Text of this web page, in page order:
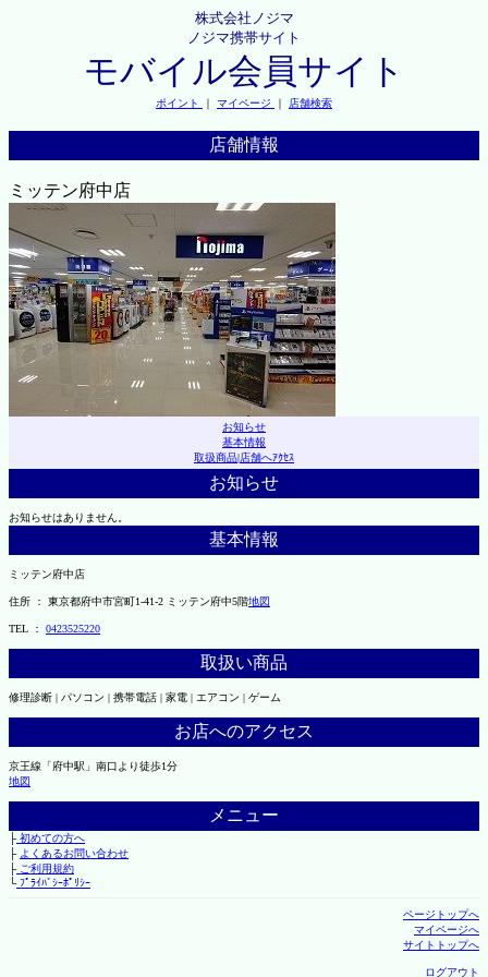
株式会社ノジマ
ノジマ携帯サイト
モバイル会員サイト
ポイント ｜ マイページ ｜ 店舗検索
店舗情報
ミッテン府中店
お知らせ
基本情報
取扱商品|店舗へｱｸｾｽ
お知らせ
お知らせはありません。
基本情報
ミッテン府中店
住所 ： 東京都府中市宮町1-41-2 ミッテン府中5階地図
TEL ： 0423525220
取扱い商品
修理診断 | パソコン | 携帯電話 | 家電 | エアコン | ゲーム
お店へのアクセス
京王線「府中駅」南口より徒歩1分
地図
メニュー
├初めての方へ
├ よくあるお問い合わせ
├ご利用規約
└ﾌﾟﾗｲﾊﾞｼｰﾎﾟﾘｼｰ
ページトップへ
マイページへ
サイトトップへ
ログアウト